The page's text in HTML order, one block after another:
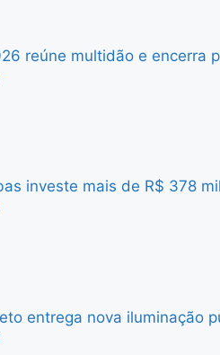
reúne multidão e encerra
investe mais de R$ 378
entrega nova iluminação